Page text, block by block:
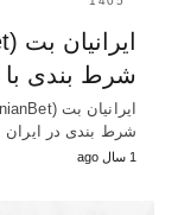
شرط بندی با
شرط بندی در ایران
1 سال ago